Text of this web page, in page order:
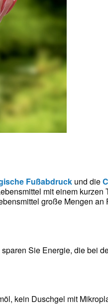
Fußabdruck und die
mit einem kurzen
große Mengen an
Sie Energie, die bei
kein Duschgel mit